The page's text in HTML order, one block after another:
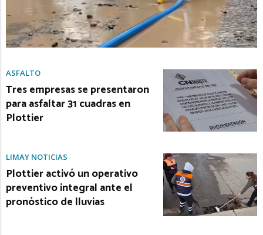
ASFALTO
Tres empresas se presentaron
para asfaltar 31 cuadras en
Plottier
LIMAY NOTICIAS
Plottier activó un operativo
preventivo integral ante el
pronóstico de lluvias